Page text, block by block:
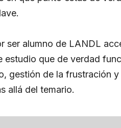
ser alumno de LANDL
estudio que de verdad
gestión de la frustración
allá del temario.